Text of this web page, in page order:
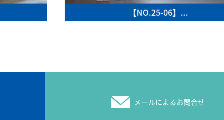
【NO.25-06】...
メールによるお問合せ